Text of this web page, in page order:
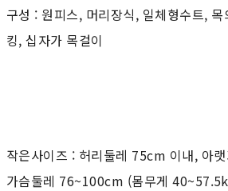
구성 : 원피스, 머리장식, 일체형수트,
킹, 십자가 목걸이
작은사이즈 : 허리둘레 75cm 이내, 아
가슴둘레 76~100cm (몸무게